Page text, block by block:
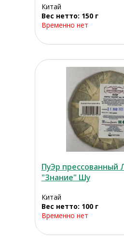
Китай
Вес нетто: 150 г
Временно нет
ПуЭр прессованный
"Знание" Шу
Китай
Вес нетто: 100 г
Временно нет